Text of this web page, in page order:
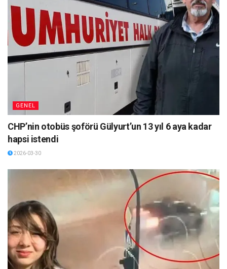
GENEL
CHP’nin otobüs şoförü Gülyurt’un 13 yıl 6 aya kadar
hapsi istendi
2026-03-30